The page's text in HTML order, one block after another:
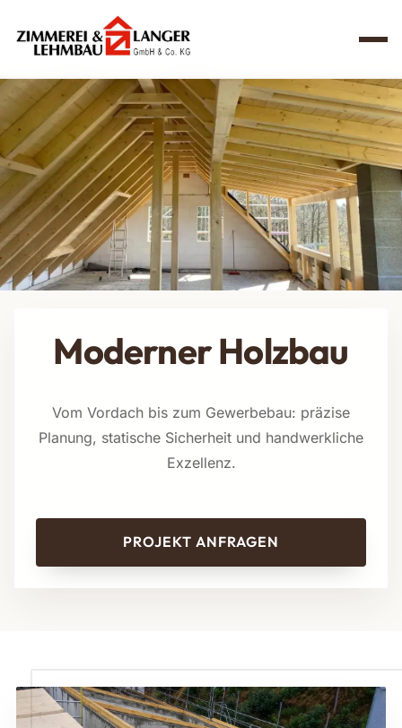
Moderner Holzbau
Vom Vordach bis zum Gewerbebau: präzise
Planung, statische Sicherheit und handwerkliche
Exzellenz.
PROJEKT ANFRAGEN